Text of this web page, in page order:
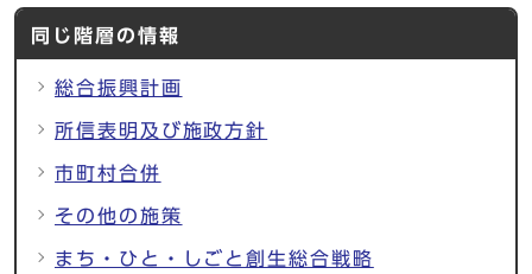
同じ階層の情報
総合振興計画
所信表明及び施政方針
市町村合併
その他の施策
まち・ひと・しごと創生総合戦略